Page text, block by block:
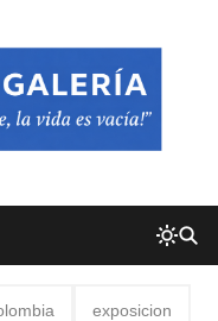
exposicion